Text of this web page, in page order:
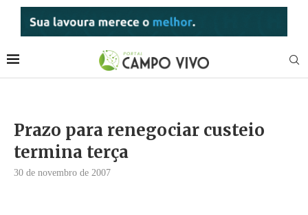
Prazo para renegociar custeio
termina terça
30 de novembro de 2007